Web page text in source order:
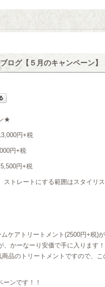
ログ【５月のキャンペーン】
★
円+税
円+税
円+税
ストレートにする範囲はスタイリ
ケアトリートメント(2500円+税)
かーなーり安価で手に入ります！
品のトリートメントですので、
ンです！！